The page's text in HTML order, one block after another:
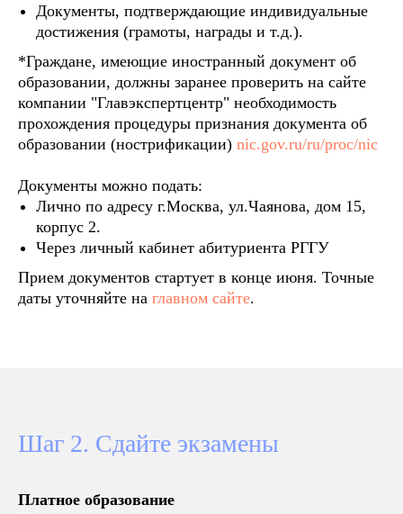
Документы, подтверждающие индивидуальные
достижения (грамоты, награды и т.д.).
*Граждане, имеющие иностранный документ об
образовании, должны заранее проверить на сайте
компании "Главэкспертцентр" необходимость
прохождения процедуры признания документа об
образовании (нострификации) nic.gov.ru/ru/proc/nic
Документы можно подать:
Лично по адресу г.Москва, ул.Чаянова, дом 15,
корпус 2.
Через личный кабинет абитуриента РГГУ
Прием документов стартует в конце июня. Точные
даты уточняйте на главном сайте.
Шаг 2. Сдайте экзамены
Платное образование